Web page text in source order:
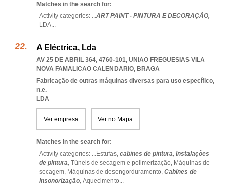
Matches in the search for:
Activity categories: ...ART PAINT - PINTURA E DECORAÇÃO,
LDA...
A Eléctrica, Lda
AV 25 DE ABRIL 364, 4760-101, UNIAO FREGUESIAS VILA
NOVA FAMALICAO CALENDARIO, BRAGA
Fabricação de outras máquinas diversas para uso específico,
n.e.
LDA
Ver empresa Ver no Mapa
Matches in the search for:
Activity categories: ...Estufas, cabines de pintura, Instalações
de pintura, Túneis de secagem e polimerização, Máquinas de
secagem, Máquinas de desengorduramento, Cabines de
insonorização, Aquecimento...